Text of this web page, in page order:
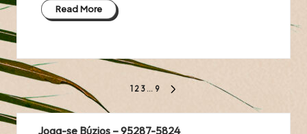
Read More
Paginação
dos
1 2 3 … 9
Joga-se Búzios – 95287-5824